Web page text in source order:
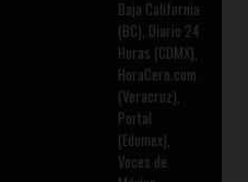
Baja California
(BC), Diario 24
Horas (CDMX),
HoraCero.com
(Veracruz),
Portal
(Edomex),
Voces de